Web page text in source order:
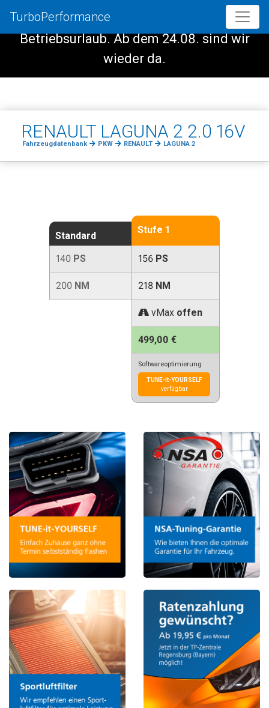
Vom 08.08. - 23.08. haben wir
Betriebsurlaub. Ab dem 24.08. sind wir
wieder da.
TurboPerformance
RENAULT LAGUNA 2 2.0 16V
Fahrzeugdatenbank PKW RENAULT LAGUNA 2
Standard
140 PS
200 NM
Stufe 1
156 PS
218 NM
vMax offen
499,00 €
Softwareoptimierung
TUNE-it-YOURSELF
verfügbar